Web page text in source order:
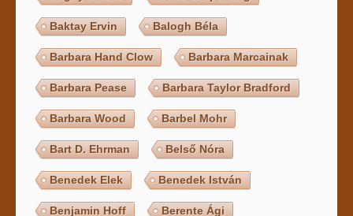
Baktay Ervin Balogh Béla
Barbara Hand Clow Barbara Marcainak
Barbara Pease Barbara Taylor Bradford
Barbara Wood Barbel Mohr
Bart D. Ehrman Belső Nóra
Benedek Elek Benedek István
Benjamin Hoff Berente Ági